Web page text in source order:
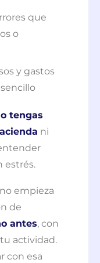
que
o
y gastos
tengas
ni
estrés.
empieza
de
antes, con
actividad.
con esa